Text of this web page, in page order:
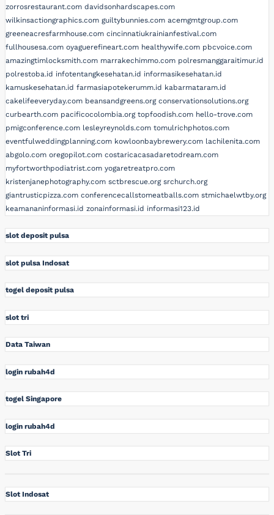
zorrosrestaurant.com davidsonhardscapes.com
wilkinsactiongraphics.com guiltybunnies.com acemgmtgroup.com
greeneacresfarmhouse.com cincinnatiukrainianfestival.com
fullhousesa.com oyaguerefineart.com healthywife.com pbcvoice.com
amazingtimlocksmith.com marrakechimmo.com polresmanggaraitimur.id
polrestoba.id infotentangkesehatan.id informasikesehatan.id
kamuskesehatan.id farmasiapotekerumm.id kabarmataram.id
cakelifeeveryday.com beansandgreens.org conservationsolutions.org
curbearth.com pacificocolombia.org topfoodish.com hello-trove.com
pmigconference.com lesleyreynolds.com tomulrichphotos.com
eventfulweddingplanning.com kowloonbaybrewery.com lachilenita.com
abgolo.com oregopilot.com costaricacasadaretodream.com
myfortworthpodiatrist.com yogaretreatpro.com
kristenjanephotography.com sctbrescue.org srchurch.org
giantrusticpizza.com conferencecallstomeatballs.com stmichaelwtby.org
keamananinformasi.id zonainformasi.id informasi123.id
slot deposit pulsa
slot pulsa Indosat
togel deposit pulsa
slot tri
Data Taiwan
login rubah4d
togel Singapore
login rubah4d
Slot Tri
Slot Indosat